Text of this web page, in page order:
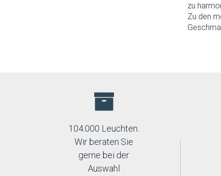
zu
Zu den
104.000 Leuchten.
Wir beraten Sie
gerne bei der
Auswahl